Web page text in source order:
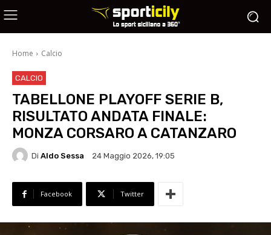
Home Calcio
CALCIO
TABELLONE PLAYOFF SERIE B,
RISULTATO ANDATA FINALE:
MONZA CORSARO A CATANZARO
Di Aldo Sessa 24 Maggio 2026, 19:05
Facebook Twitter